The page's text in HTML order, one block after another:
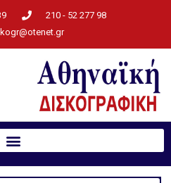
210 - 52 277 98